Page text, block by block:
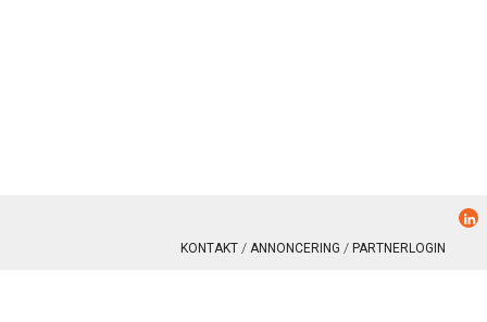
KONTAKT ANNONCERING PARTNERLOGIN